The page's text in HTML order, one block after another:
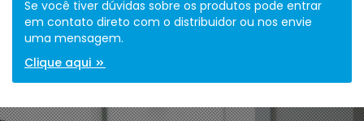
Se você tiver dúvidas sobre os produtos pode entrar
em contato direto com o distribuidor ou nos envie
uma mensagem.
Clique aqui